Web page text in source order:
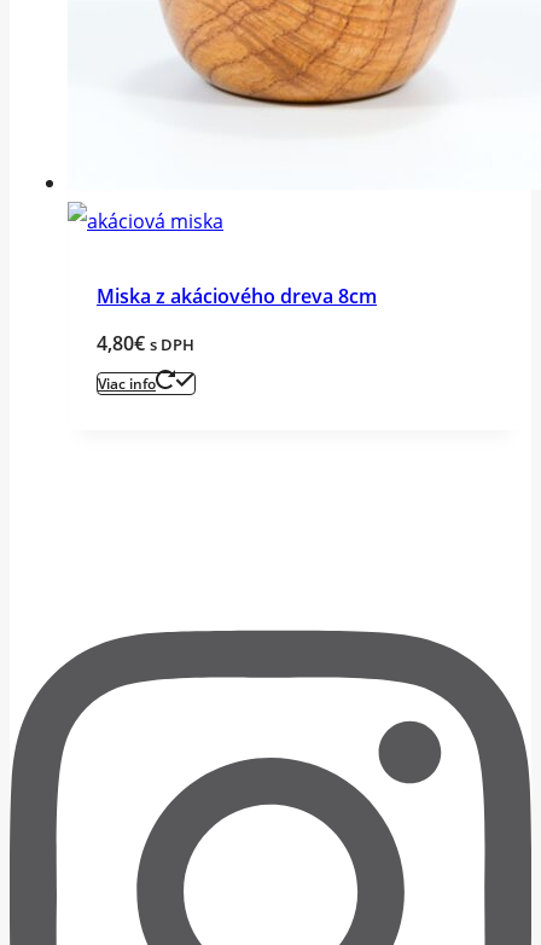
Miska z akáciového dreva 8cm
4,80€ s DPH
Viac info